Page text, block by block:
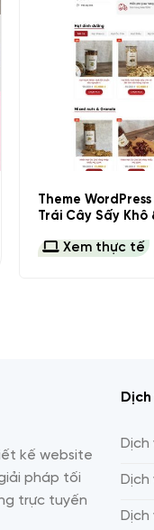
Theme
Trái Cây Sấy Khô
Xem thực tế
kế website
pháp tối
trực tuyến
Dịch